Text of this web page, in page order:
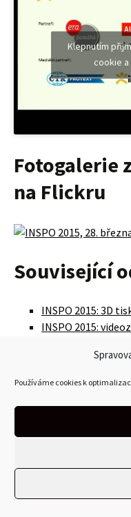
Používáme cookies k
Klepnutím
cookie
Fotogalerie
na Flickru
Související
INSPO 2015: 3D
INSPO 2015:
praktické ukázky
INSPO 2015 –
Certifikovaný